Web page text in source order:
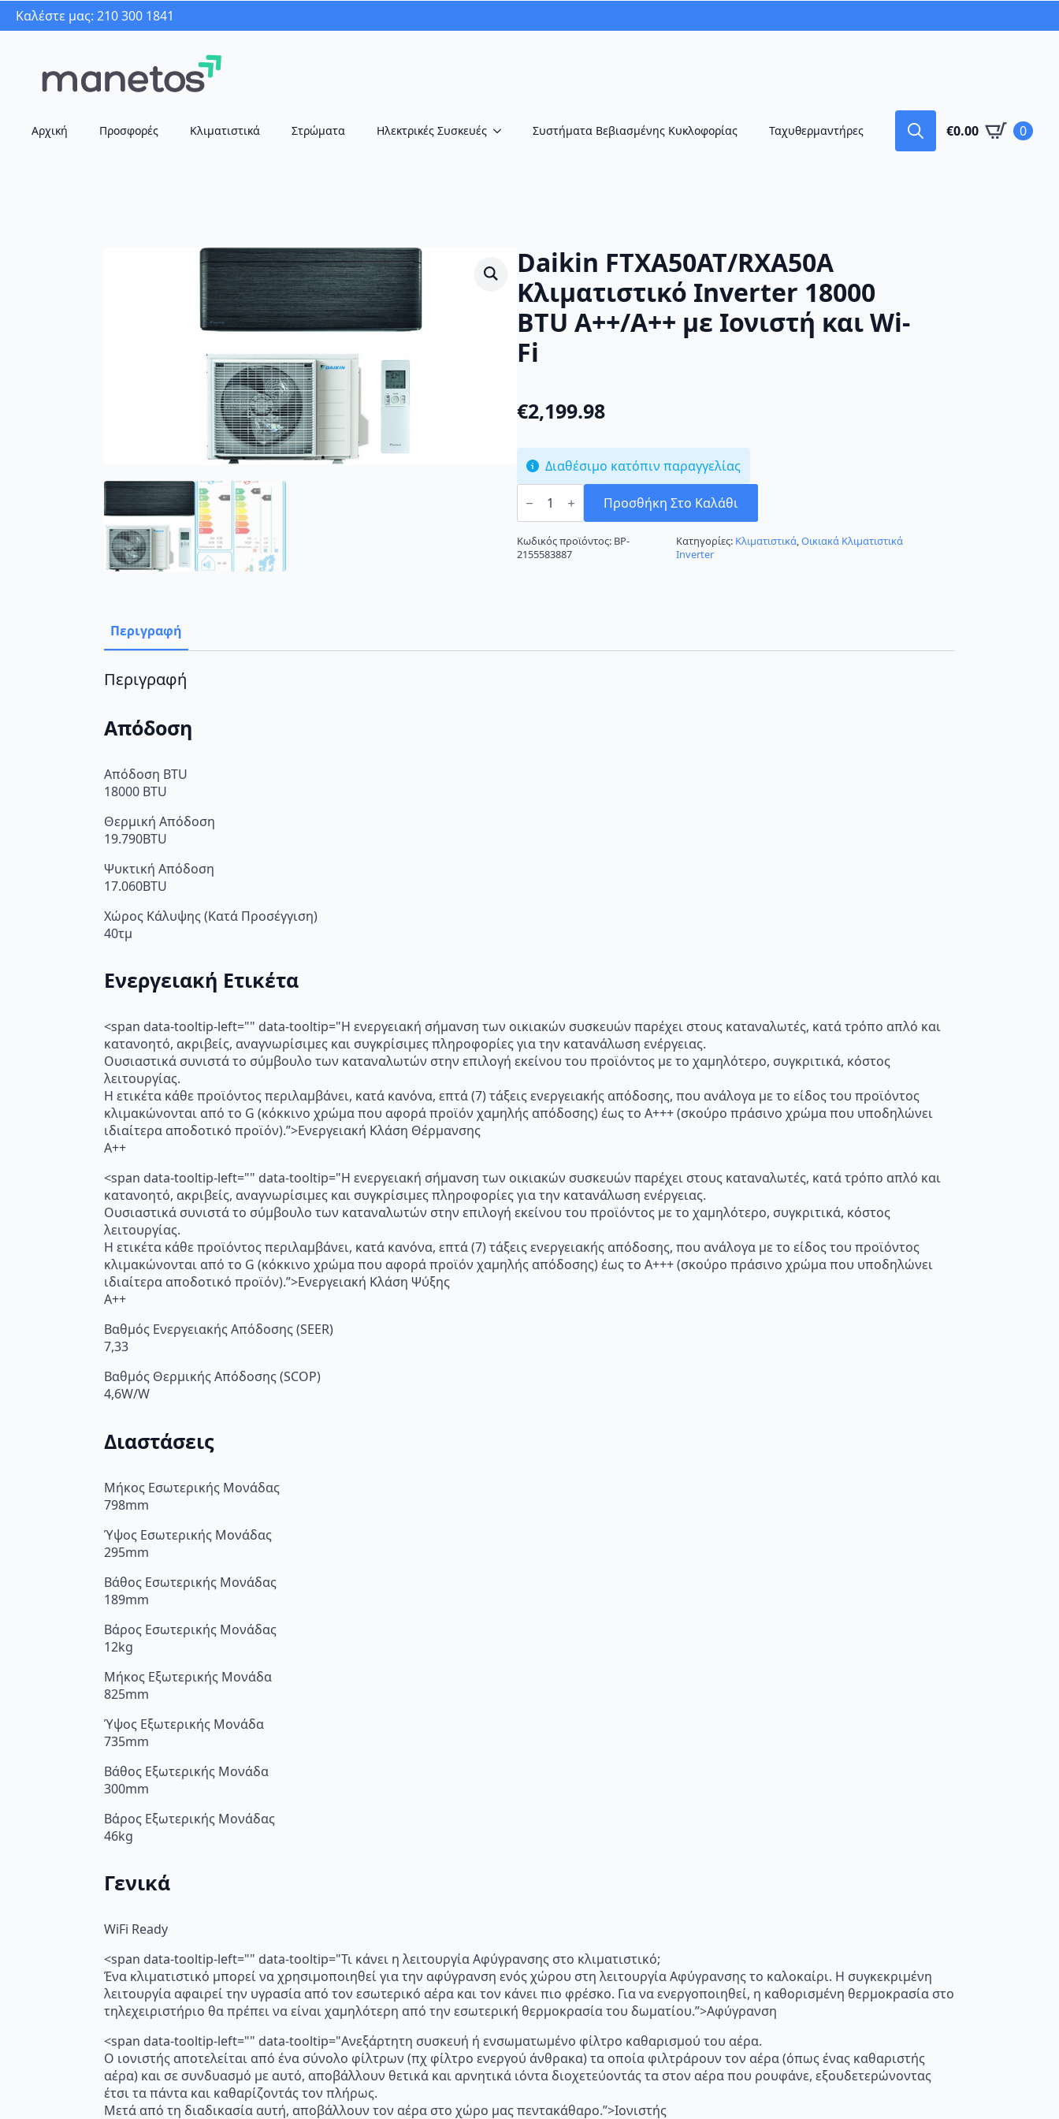
Καλέστε μας: 210 300 1841
Αρχική Προσφορές Κλιματιστικά Στρώματα Ηλεκτρικές Συσκευές Συστήματα Βεβιασμένης Κυκλοφορίας Ταχυθερμαντήρες €0.00 0
Daikin FTXA50AT/RXA50A
Κλιματιστικό Inverter 18000
BTU A++/A++ με Ιονιστή και Wi-
Fi
€2,199.98
Διαθέσιμο κατόπιν παραγγελίας
Daikin
FTXA50AT/RXA50A
Inverter
18000
BTU
Προσθήκη Στο Καλάθι
Κωδικός προϊόντος: BP-
2155583887
Κατηγορίες: Κλιματιστικά,Οικιακά Κλιματιστικά
Inverter
Περιγραφή
Περιγραφή
Απόδοση
Απόδοση BTU
18000 BTU
Θερμική Απόδοση
19.790BTU
Ψυκτική Απόδοση
17.060BTU
Χώρος Κάλυψης (Κατά Προσέγγιση)
40τμ
Ενεργειακή Ετικέτα
<span data-tooltip-left="" data-tooltip="Η ενεργειακή σήμανση των οικιακών συσκευών παρέχει στους καταναλωτές, κατά τρόπο απλό και
κατανοητό, ακριβείς, αναγνωρίσιμες και συγκρίσιμες πληροφορίες για την κατανάλωση ενέργειας.
Ουσιαστικά συνιστά το σύμβουλο των καταναλωτών στην επιλογή εκείνου του προϊόντος με το χαμηλότερο, συγκριτικά, κόστος
λειτουργίας.
Η ετικέτα κάθε προϊόντος περιλαμβάνει, κατά κανόνα, επτά (7) τάξεις ενεργειακής απόδοσης, που ανάλογα με το είδος του προϊόντος
κλιμακώνονται από το G (κόκκινο χρώμα που αφορά προϊόν χαμηλής απόδοσης) έως το Α+++ (σκούρο πράσινο χρώμα που υποδηλώνει
ιδιαίτερα αποδοτικό προϊόν).”>Ενεργειακή Κλάση Θέρμανσης
A++
<span data-tooltip-left="" data-tooltip="Η ενεργειακή σήμανση των οικιακών συσκευών παρέχει στους καταναλωτές, κατά τρόπο απλό και
κατανοητό, ακριβείς, αναγνωρίσιμες και συγκρίσιμες πληροφορίες για την κατανάλωση ενέργειας.
Ουσιαστικά συνιστά το σύμβουλο των καταναλωτών στην επιλογή εκείνου του προϊόντος με το χαμηλότερο, συγκριτικά, κόστος
λειτουργίας.
Η ετικέτα κάθε προϊόντος περιλαμβάνει, κατά κανόνα, επτά (7) τάξεις ενεργειακής απόδοσης, που ανάλογα με το είδος του προϊόντος
κλιμακώνονται από το G (κόκκινο χρώμα που αφορά προϊόν χαμηλής απόδοσης) έως το Α+++ (σκούρο πράσινο χρώμα που υποδηλώνει
ιδιαίτερα αποδοτικό προϊόν).”>Ενεργειακή Κλάση Ψύξης
A++
Βαθμός Ενεργειακής Απόδοσης (SEER)
7,33
Βαθμός Θερμικής Απόδοσης (SCOP)
4,6W/W
Διαστάσεις
Μήκος Εσωτερικής Μονάδας
798mm
Ύψος Εσωτερικής Μονάδας
295mm
Βάθος Εσωτερικής Μονάδας
189mm
Βάρος Εσωτερικής Μονάδας
12kg
Μήκος Εξωτερικής Μονάδα
825mm
Ύψος Εξωτερικής Μονάδα
735mm
Βάθος Εξωτερικής Μονάδα
300mm
Βάρος Εξωτερικής Μονάδας
46kg
Γενικά
WiFi Ready
<span data-tooltip-left="" data-tooltip="Τι κάνει η λειτουργία Αφύγρανσης στο κλιματιστικό;
Ένα κλιματιστικό μπορεί να χρησιμοποιηθεί για την αφύγρανση ενός χώρου στη λειτουργία Αφύγρανσης το καλοκαίρι. Η συγκεκριμένη
λειτουργία αφαιρεί την υγρασία από τον εσωτερικό αέρα και τον κάνει πιο φρέσκο. Για να ενεργοποιηθεί, η καθορισμένη θερμοκρασία στο
τηλεχειριστήριο θα πρέπει να είναι χαμηλότερη από την εσωτερική θερμοκρασία του δωματίου.”>Αφύγρανση
<span data-tooltip-left="" data-tooltip="Ανεξάρτητη συσκευή ή ενσωματωμένο φίλτρο καθαρισμού του αέρα.
Ο ιονιστής αποτελείται από ένα σύνολο φίλτρων (πχ φίλτρο ενεργού άνθρακα) τα οποία φιλτράρουν τον αέρα (όπως ένας καθαριστής
αέρα) και σε συνδυασμό με αυτό, αποβάλλουν θετικά και αρνητικά ιόντα διοχετεύοντάς τα στον αέρα που ρουφάνε, εξουδετερώνοντας
έτσι τα πάντα και καθαρίζοντάς τον πλήρως.
Μετά από τη διαδικασία αυτή, αποβάλλουν τον αέρα στο χώρο μας πεντακάθαρο.”>Ιονιστής